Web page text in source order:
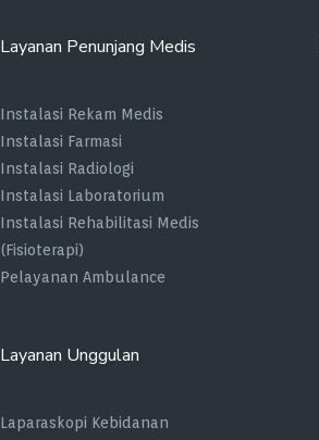
Layanan Penunjang Medis
Instalasi Rekam Medis
Instalasi Farmasi
Instalasi Radiologi
Instalasi Laboratorium
Instalasi Rehabilitasi Medis
(Fisioterapi)
Pelayanan Ambulance
Layanan Unggulan
Laparaskopi Kebidanan